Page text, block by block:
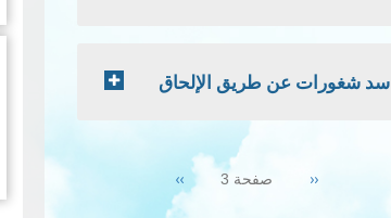
سد شغورات عن طريق الإلحاق
Previous
‹‹ صفحة 3 Next
page
››